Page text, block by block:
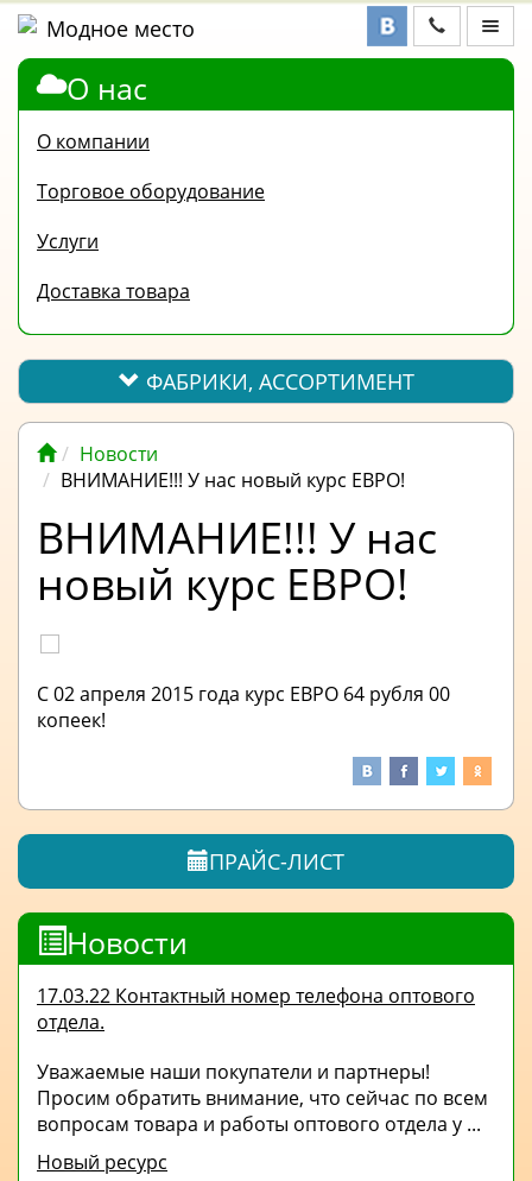
ФАБРИКИ,
ОТВЕТ
ПОЛЕЗНАЯ
ИНФОРМАЦИЯ
ВАКАНСИИ
ОПЛАТА
О нас
О компании
Торговое оборудование
Услуги
Доставка товара
ФАБРИКИ, АССОРТИМЕНТ
Новости
ВНИМАНИЕ!!! У нас новый курс ЕВРО!
ВНИМАНИЕ!!! У нас
новый курс ЕВРО!
С 02 апреля 2015 года курс ЕВРО 64 рубля 00
копеек!
ПРАЙС-ЛИСТ
Новости
17.03.22 Контактный номер телефона оптового
отдела.
Уважаемые наши покупатели и партнеры!
Просим обратить внимание, что сейчас по всем
вопросам товара и работы оптового отдела у ...
Новый ресурс